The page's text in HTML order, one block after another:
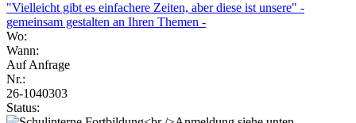
"Vielleicht gibt es einfachere Zeiten, aber diese ist unsere" -
gemeinsam gestalten an Ihren Themen -
Wo:
Wann:
Auf Anfrage
Nr.:
26-1040303
Status: